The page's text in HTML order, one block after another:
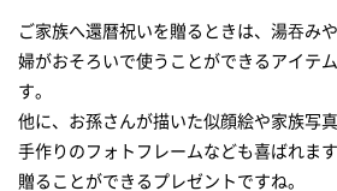
ご家族へ還暦祝いを贈るときは、湯吞み
婦がおそろいで使うことができるアイテ
す。
他に、お孫さんが描いた似顔絵や家族写
手作りのフォトフレームなども喜ばれま
贈ることができるプレゼントですね。